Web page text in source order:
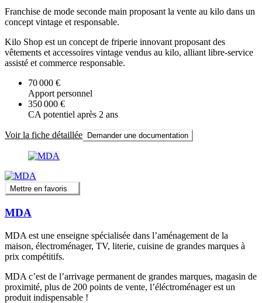
Franchise de mode seconde main proposant la vente au kilo dans un
concept vintage et responsable.
Kilo Shop est un concept de friperie innovant proposant des
vêtements et accessoires vintage vendus au kilo, alliant libre-service
assisté et commerce responsable.
70 000 €
Apport personnel
350 000 €
CA potentiel après 2 ans
Voir la fiche détaillée Demander une documentation
Mettre en favoris
MDA
MDA est une enseigne spécialisée dans l’aménagement de la
maison, électroménager, TV, literie, cuisine de grandes marques à
prix compétitifs.
MDA c’est de l’arrivage permanent de grandes marques, magasin de
proximité, plus de 200 points de vente, l’éléctroménager est un
produit indispensable !